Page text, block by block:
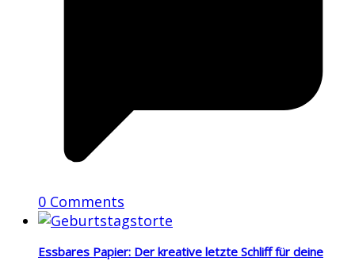
0 Comments
Essbares Papier: Der kreative letzte Schliff für deine